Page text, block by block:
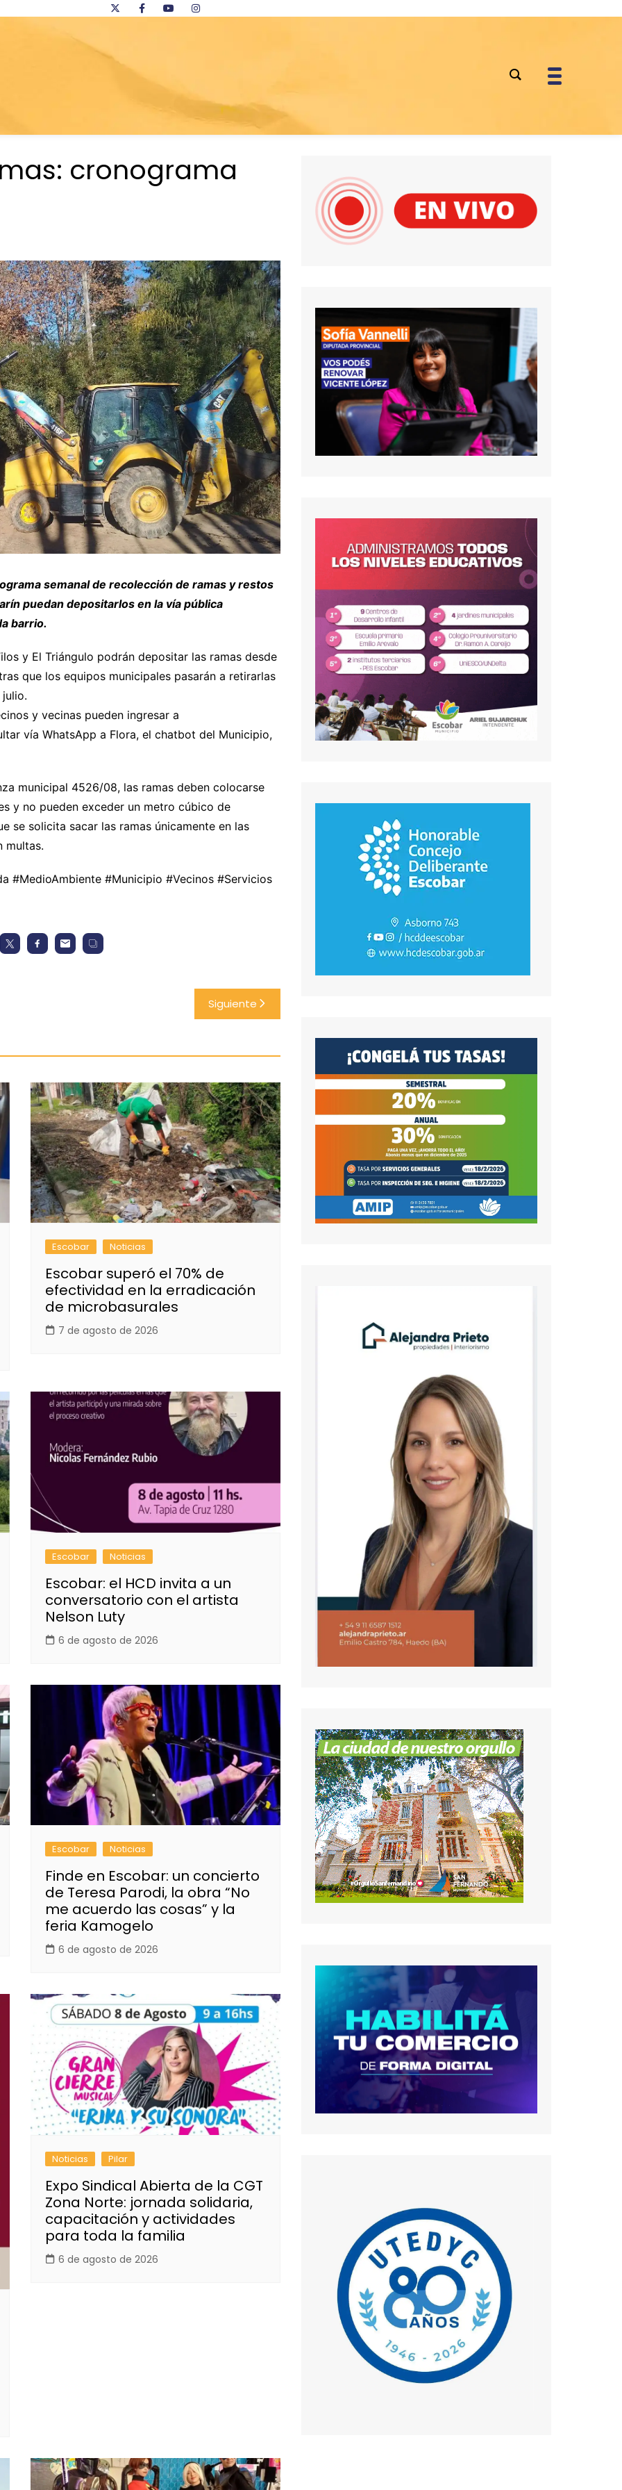
cronograma
semanal de recolección de ramas y restos
puedan depositarlos en la vía pública
barrio.
y El Triángulo podrán depositar las ramas desde
que los equipos municipales pasarán a retirarlas
y vecinas pueden ingresar a
vía WhatsApp a Flora, el chatbot del Municipio,
municipal 4526/08, las ramas deben colocarse
y no pueden exceder un metro cúbico de
se solicita sacar las ramas únicamente en las
multas.
#MedioAmbiente #Municipio #Vecinos #Servicios
Siguiente
Escobar Noticias
Escobar superó el 70% de
efectividad en la erradicación
de microbasurales
7 de agosto de 2026
Escobar Noticias
Escobar: el HCD invita a un
conversatorio con el artista
Nelson Luty
6 de agosto de 2026
Escobar Noticias
Finde en Escobar: un concierto
de Teresa Parodi, la obra “No
me acuerdo las cosas” y la
feria Kamogelo
6 de agosto de 2026
Noticias Pilar
Expo Sindical Abierta de la CGT
Zona Norte: jornada solidaria,
capacitación y actividades
para toda la familia
6 de agosto de 2026